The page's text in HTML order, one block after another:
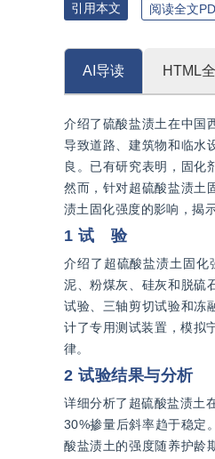
引用本文 阅读全文
AI导读 HTML
介绍了硫酸盐渍土在中国
导致道路、建筑物和临水
良。已有研究表明，固化
然而，针对超硫酸盐渍土
渍土固化强度的影响，揭
1 试 验
介绍了超硫酸盐渍土固化
泥、粉煤灰、硅灰和脱硫
试验、三轴剪切试验和冻
计了专用测试装置，模拟
律。
2 试验结果与分析
详细分析了超硫酸盐渍土
30%掺量后斜率趋于稳定
酸盐渍土的强度随养护龄